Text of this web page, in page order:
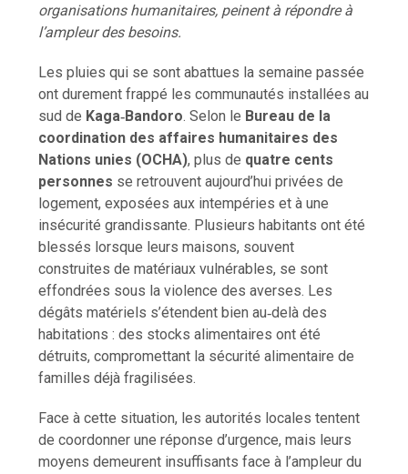
organisations humanitaires, peinent à répondre à
l’ampleur des besoins.
Les pluies qui se sont abattues la semaine passée
ont durement frappé les communautés installées au
sud de Kaga‑Bandoro. Selon le Bureau de la
coordination des affaires humanitaires des
Nations unies (OCHA), plus de quatre cents
personnes se retrouvent aujourd’hui privées de
logement, exposées aux intempéries et à une
insécurité grandissante. Plusieurs habitants ont été
blessés lorsque leurs maisons, souvent
construites de matériaux vulnérables, se sont
effondrées sous la violence des averses. Les
dégâts matériels s’étendent bien au‑delà des
habitations : des stocks alimentaires ont été
détruits, compromettant la sécurité alimentaire de
familles déjà fragilisées.
Face à cette situation, les autorités locales tentent
de coordonner une réponse d’urgence, mais leurs
moyens demeurent insuffisants face à l’ampleur du